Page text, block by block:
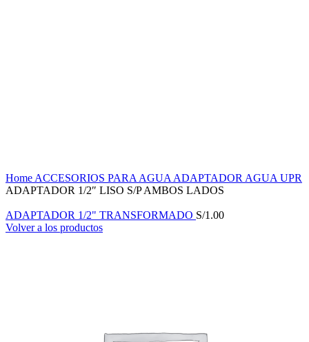
Home ACCESORIOS PARA AGUA ADAPTADOR AGUA UPR
ADAPTADOR 1/2″ LISO S/P AMBOS LADOS
ADAPTADOR 1/2" TRANSFORMADO S/1.00
Volver a los productos